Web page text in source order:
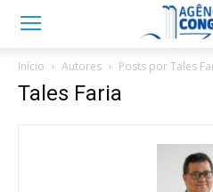
Início Autores Posts por Tales
Tales Faria